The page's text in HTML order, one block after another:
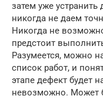
затем уже
никогда не даем
Никогда не
предстоит
Разумеется, можно
список работ, и
этапе дефект будет
невозможно. Может